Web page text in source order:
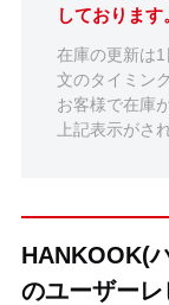
しております
在庫の更新は
文のタイミン
お客様で在庫
上記表示がさ
HANKOOK(
のユーザーレ